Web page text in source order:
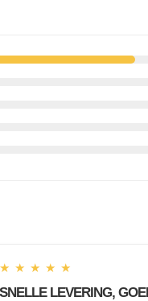
★ ★ ★ ★ ★
SNELLE LEVERING,